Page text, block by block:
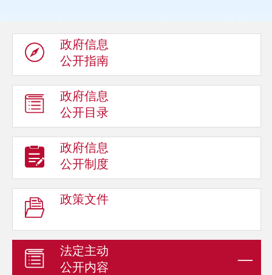
政府信息
公开指南
政府信息
公开目录
政府信息
公开制度
政策文件
法定主动
公开内容